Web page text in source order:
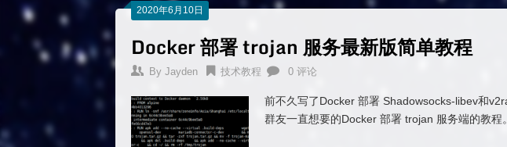
2020年6月10日
Docker 部署 trojan 服务最新版简单教程
By Jayden 技术教程 0 评论
前不久写了Docker 部署 Shadowsocks-libev和
群友一直想要的Docker 部署 trojan 服务端的教程。